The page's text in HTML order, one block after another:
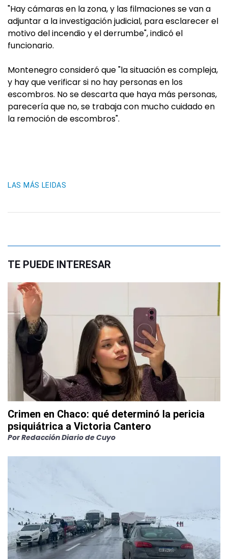
"Hay cámaras en la zona, y las filmaciones se van a
adjuntar a la investigación judicial, para esclarecer el
motivo del incendio y el derrumbe", indicó el
funcionario.
Montenegro consideró que "la situación es compleja,
y hay que verificar si no hay personas en los
escombros. No se descarta que haya más personas,
parecería que no, se trabaja con mucho cuidado en
la remoción de escombros".
LAS MÁS LEIDAS
TE PUEDE INTERESAR
Crimen en Chaco: qué determinó la pericia
psiquiátrica a Victoria Cantero
PorRedacción Diario de Cuyo